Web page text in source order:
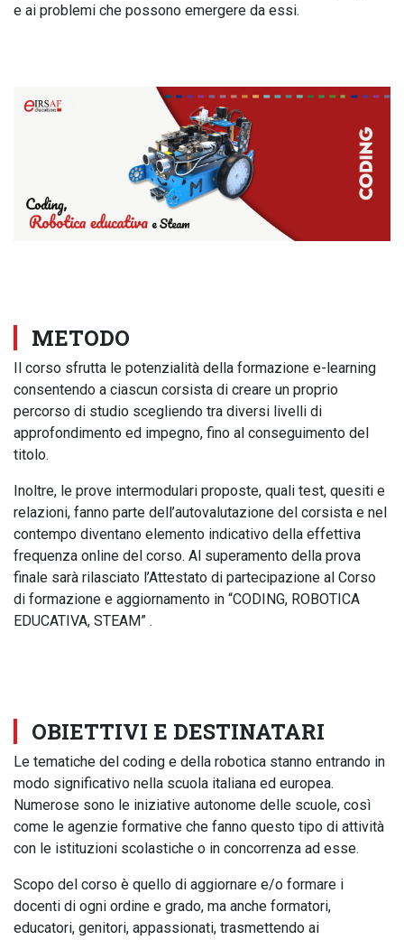
e ai problemi che possono emergere da essi.
METODO
Il corso sfrutta le potenzialità della formazione e-learning
consentendo a ciascun corsista di creare un proprio
percorso di studio scegliendo tra diversi livelli di
approfondimento ed impegno, fino al conseguimento del
titolo.
Inoltre, le prove intermodulari proposte, quali test, quesiti e
relazioni, fanno parte dell’autovalutazione del corsista e nel
contempo diventano elemento indicativo della effettiva
frequenza online del corso. Al superamento della prova
finale sarà rilasciato l’Attestato di partecipazione al Corso
di formazione e aggiornamento in “CODING, ROBOTICA
EDUCATIVA, STEAM” .
OBIETTIVI E DESTINATARI
Le tematiche del coding e della robotica stanno entrando in
modo significativo nella scuola italiana ed europea.
Numerose sono le iniziative autonome delle scuole, così
come le agenzie formative che fanno questo tipo di attività
con le istituzioni scolastiche o in concorrenza ad esse.
Scopo del corso è quello di aggiornare e/o formare i
docenti di ogni ordine e grado, ma anche formatori,
educatori, genitori, appassionati, trasmettendo ai